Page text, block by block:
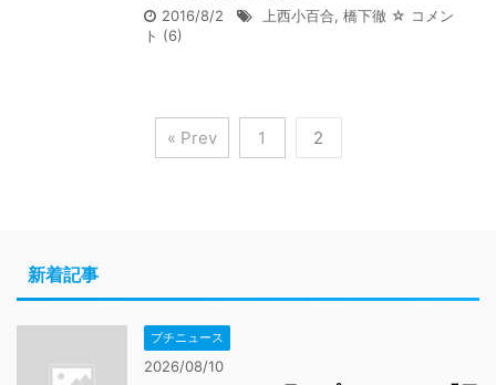
2016/8/2 上西小百合, 橋下徹 ☆ コメン
ト (6)
« Prev 1 2
新着記事
プチニュース
2026/08/10